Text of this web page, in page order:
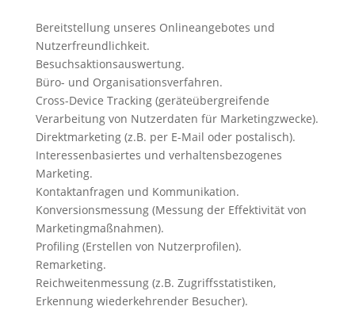
Bereitstellung unseres Onlineangebotes und
Nutzerfreundlichkeit.
Besuchsaktionsauswertung.
Büro- und Organisationsverfahren.
Cross-Device Tracking (geräteübergreifende
Verarbeitung von Nutzerdaten für Marketingzwecke).
Direktmarketing (z.B. per E-Mail oder postalisch).
Interessenbasiertes und verhaltensbezogenes
Marketing.
Kontaktanfragen und Kommunikation.
Konversionsmessung (Messung der Effektivität von
Marketingmaßnahmen).
Profiling (Erstellen von Nutzerprofilen).
Remarketing.
Reichweitenmessung (z.B. Zugriffsstatistiken,
Erkennung wiederkehrender Besucher).